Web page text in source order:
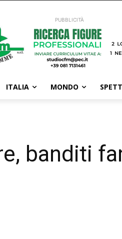
PUBBLICITÀ
ITALIA MONDO
banditi